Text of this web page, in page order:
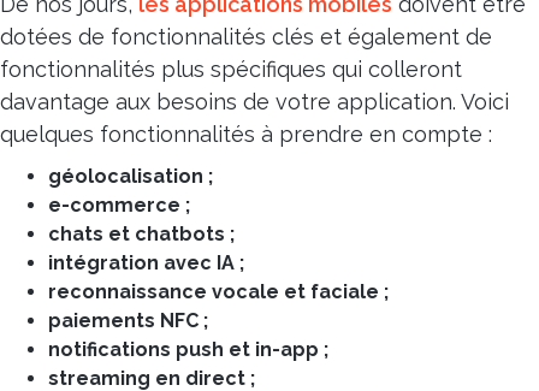
dotées de fonctionnalités clés et également de
fonctionnalités plus spécifiques qui colleront
davantage aux besoins de votre application. Voici
quelques fonctionnalités à prendre en compte :
géolocalisation ;
e-commerce ;
chats et chatbots ;
intégration avec IA ;
reconnaissance vocale et faciale ;
paiements NFC ;
notifications push et in-app ;
streaming en direct ;